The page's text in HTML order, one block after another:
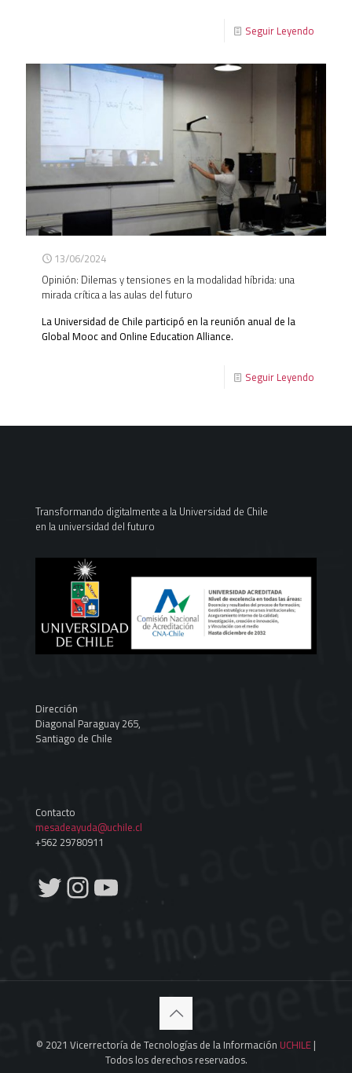
Seguir Leyendo
13/06/2024
Opinión: Dilemas y tensiones en la modalidad híbrida: una
mirada crítica a las aulas del futuro
La Universidad de Chile participó en la reunión anual de la
Global Mooc and Online Education Alliance.
Seguir Leyendo
Transformando digitalmente a la Universidad de Chile
en la universidad del futuro
Dirección
Diagonal Paraguay 265,
Santiago de Chile
Contacto
mesadeayuda@uchile.cl
+562 29780911
Twitter
Instagram
YouTube
© 2021 Vicerrectoría de Tecnologías de la Información UCHILE|
Todos los derechos reservados.